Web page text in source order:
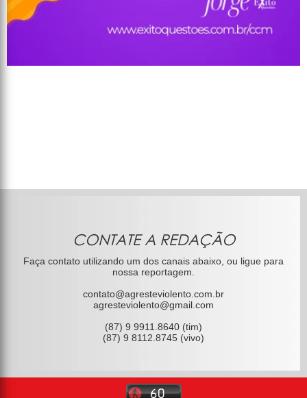
CONTATE A REDAÇÃO
Faça contato utilizando um dos canais abaixo, ou ligue para
nossa reportagem.
contato@agresteviolento.com.br
agresteviolento@gmail.com
(87) 9 9911.8640 (tim)
(87) 9 8112.8745 (vivo)